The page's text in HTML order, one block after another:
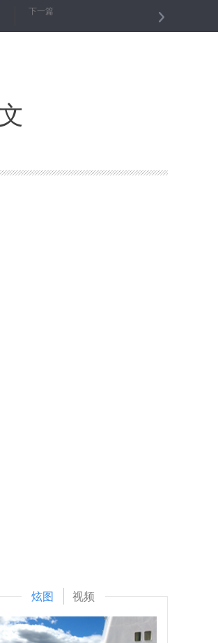
信念 凝聚奋进力量——社会各界热议“将改革开放
下一篇
炫图 视频